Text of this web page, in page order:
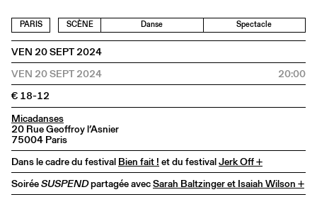
PARIS SCÈNE Danse Spectacle
VEN 20 SEPT 2024
VEN 20 SEPT 2024
20:00
€ 18-12
Micadanses
20 Rue Geoffroy l’Asnier
75004 Paris
Dans le cadre du festival Bien fait ! et du festivalJerk Off +
SoiréeSUSPENDpartagée avecSarah Baltzinger et Isaiah Wilson +